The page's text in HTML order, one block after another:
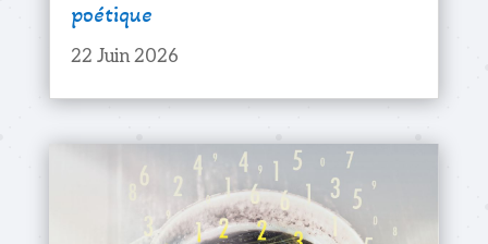
poétique
22 Juin 2026